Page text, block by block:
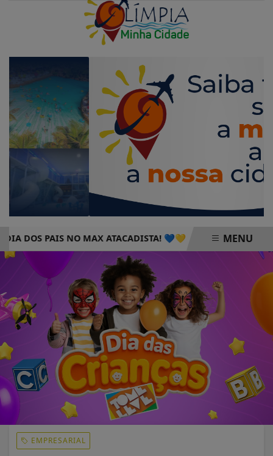
DOS PAIS NO MAX ATACADISTA! 💙💛 PROGRAMAÇÃO
EM ALTA
MENU
EMPRESARIAL